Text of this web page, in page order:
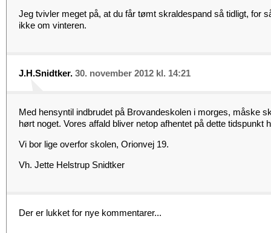
Jeg tvivler meget på, at du får tømt skraldespand så tidligt, for
ikke om vinteren.
J.H.Snidtker. 30. november 2012 kl. 14:21
Med hensyntil indbrudet på Brovandeskolen i morges, måske
hørt noget. Vores affald bliver netop afhentet på dette tidspunkt
Vi bor lige overfor skolen, Orionvej 19.
Vh. Jette Helstrup Snidtker
Der er lukket for nye kommentarer...